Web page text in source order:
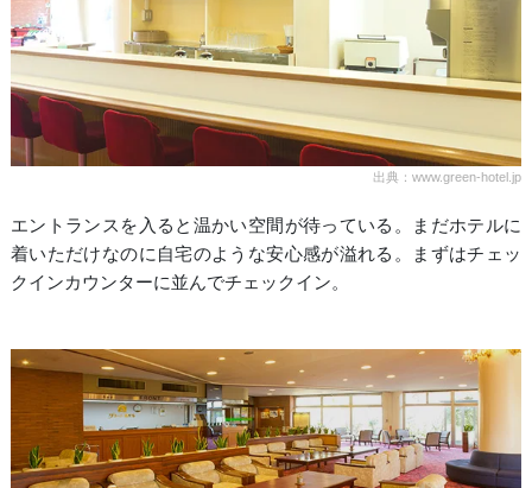
出典：www.green-hotel.jp
エントランスを入ると温かい空間が待っている。まだホテルに
着いただけなのに自宅のような安心感が溢れる。まずはチェッ
クインカウンターに並んでチェックイン。